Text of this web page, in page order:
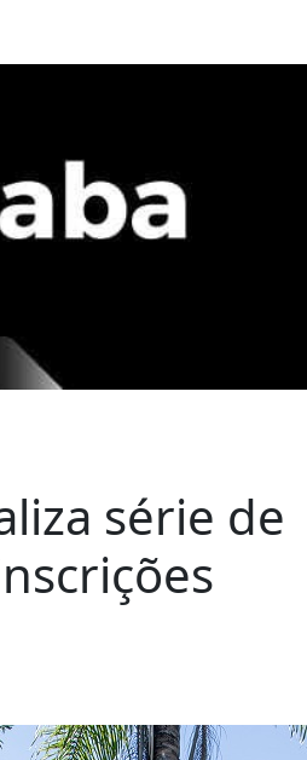
série de